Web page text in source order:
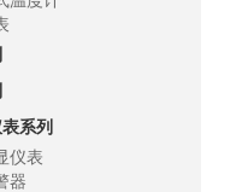
系列
仪表
器